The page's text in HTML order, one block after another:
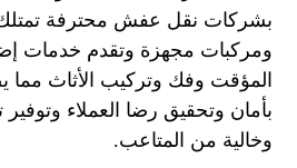
بشركات نقل عفش محترفة تمتلك
ومركبات مجهزة وتقدم خدمات
المؤقت وفك وتركيب الأثاث
بأمان وتحقيق رضا العملاء
وخالية من المتاعب.